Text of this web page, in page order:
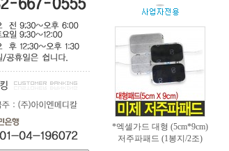
*엑셀가드 대형 (5cm*9cm)
저주파패드 (1봉지/2조)